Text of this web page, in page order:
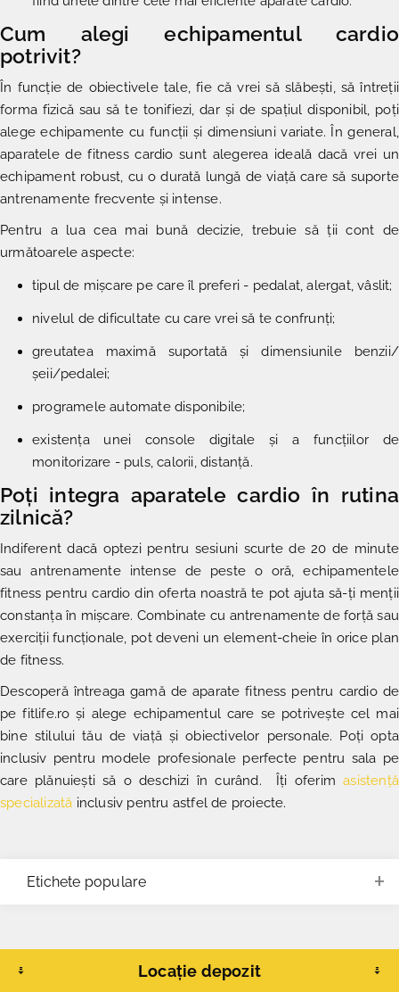
Cum alegi echipamentul cardio
potrivit?
În funcție de obiectivele tale, fie că vrei să slăbești, să întreții
forma fizică sau să te tonifiezi, dar și de spațiul disponibil, poți
alege echipamente cu funcții și dimensiuni variate. În general,
aparatele de fitness cardio sunt alegerea ideală dacă vrei un
echipament robust, cu o durată lungă de viață care să suporte
antrenamente frecvente și intense.
Pentru a lua cea mai bună decizie, trebuie să ții cont de
următoarele aspecte:
tipul de mișcare pe care îl preferi - pedalat, alergat, vâslit;
nivelul de dificultate cu care vrei să te confrunți;
greutatea maximă suportată și dimensiunile benzii/
șeii/pedalei;
programele automate disponibile;
existența unei console digitale și a funcțiilor de
monitorizare - puls, calorii, distanță.
Poți integra aparatele cardio în rutina
zilnică?
Indiferent dacă optezi pentru sesiuni scurte de 20 de minute
sau antrenamente intense de peste o oră,echipamentele
fitness pentru cardio din oferta noastrăte pot ajuta să-ți menții
constanța în mișcare. Combinate cu antrenamente de forță sau
exerciții funcționale, pot deveni un element-cheie în orice plan
de fitness.
Descoperă întreaga gamă de aparate fitness pentru cardio de
pe fitlife.roși alege echipamentul care se potrivește cel mai
bine stilului tău de viață și obiectivelor personale. Poți opta
inclusiv pentru modele profesionale perfecte pentru sala pe
care plănuiești să o deschizi în curând. Îți oferimasistență
specializată inclusiv pentru astfel de proiecte.
Etichete populare
Locație depozit